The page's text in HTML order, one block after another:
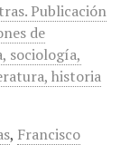
Publicación
de
sociología,
historia
, Francisco